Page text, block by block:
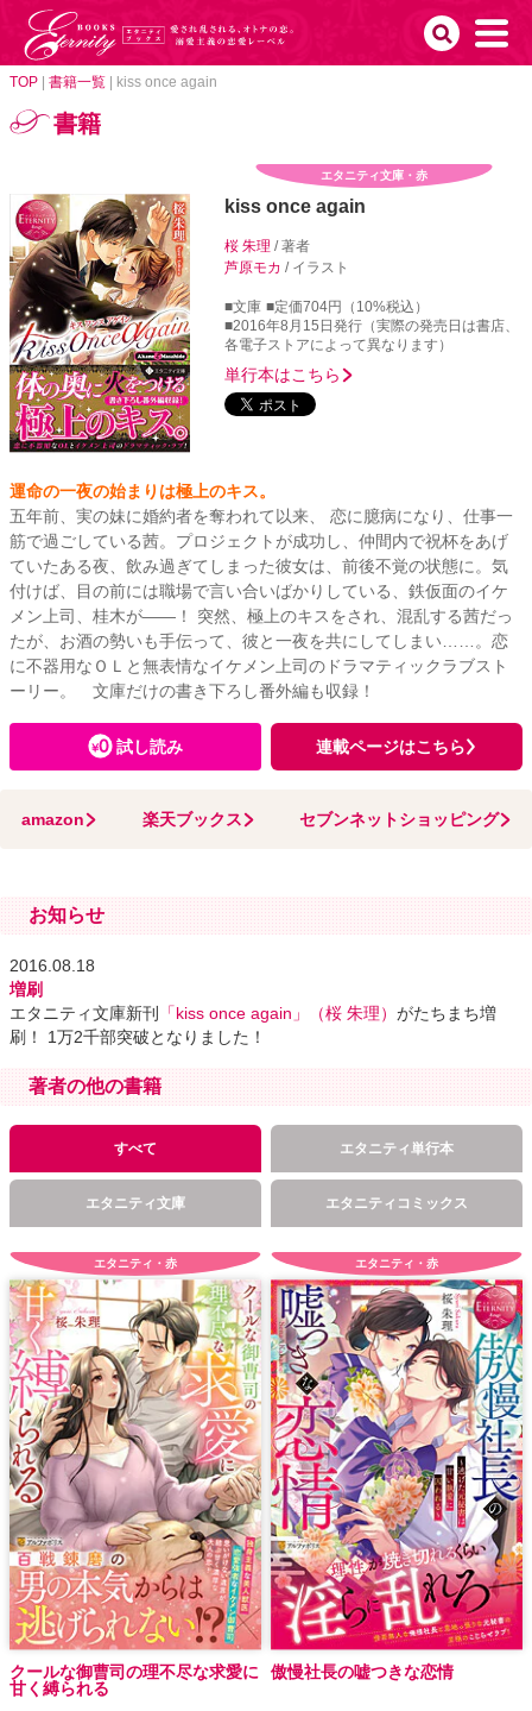
TOP 書籍一覧 kiss once again
書籍
エタニティ文庫・赤
kiss once again
桜 朱理/ 著者
芦原モカ / イラスト
■文庫 ■定価704円（10%税込）
■2016年8月15日発行（実際の発売日は書店、
各電子ストアによって異なります）
単行本はこちら
運命の一夜の始まりは極上のキス。
五年前、実の妹に婚約者を奪われて以来、 恋に臆病になり、仕事一
筋で過ごしている茜。プロジェクトが成功し、仲間内で祝杯をあげ
ていたある夜、飲み過ぎてしまった彼女は、前後不覚の状態に。気
付けば、目の前には職場で言い合いばかりしている、鉄仮面のイケ
メン上司、桂木が――！ 突然、極上のキスをされ、混乱する茜だっ
たが、お酒の勢いも手伝って、彼と一夜を共にしてしまい……。恋
に不器用なＯＬと無表情なイケメン上司のドラマティックラブスト
ーリー。 文庫だけの書き下ろし番外編も収録！
試し読み 連載ページはこちら
amazon 楽天ブックス セブンネットショッピング
お知らせ
2016.08.18
増刷
エタニティ文庫新刊
「kiss once again」（桜 朱理） がたちまち増
刷！ 1万2千部突破となりました！
著者の他の書籍
すべて エタニティ単行本
エタニティ文庫 エタニティコミックス
エタニティ・赤
クールな御曹司の理不尽な求愛に
甘く縛られる
エタニティ・赤
傲慢社長の嘘つきな恋情